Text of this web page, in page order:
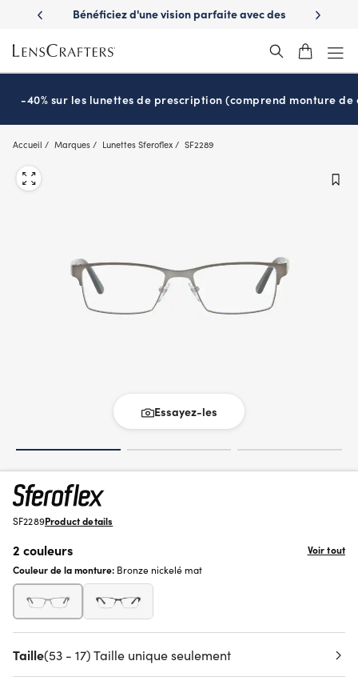
main
content
avantages
Bénéficiez d'une vision parfaite avec des
Prêt pour
-40% sur les lunettes de prescription (comprend monture de
Accueil Marques Lunettes Sferoflex SF2289
Essayez-les
SF2289Product details
2 couleurs
Voir tout
Couleur de la monture: Bronze nickelé mat
Taille(53 - 17) Taille unique seulement